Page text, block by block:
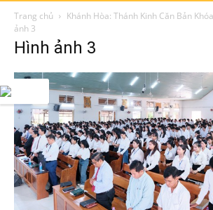
Trang chủ Khánh Hòa: Thánh Kinh Căn Bản
ảnh 3
Hình ảnh 3